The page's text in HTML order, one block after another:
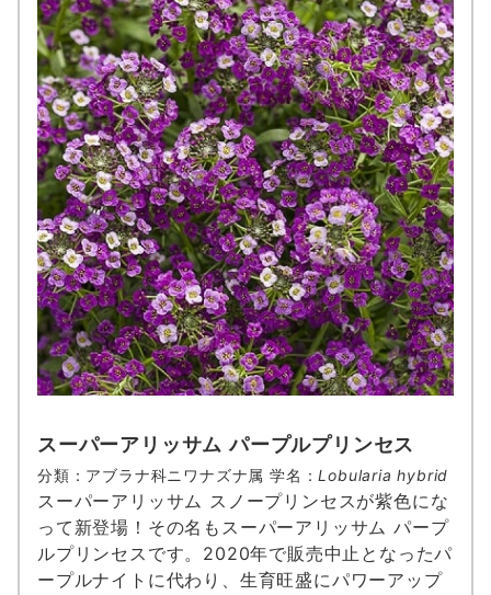
スーパーアリッサム パープルプリンセス
分類：アブラナ科ニワナズナ属 学名：Lobularia hybrid
スーパーアリッサム スノープリンセスが紫色にな
って新登場！その名もスーパーアリッサム パープ
ルプリンセスです。2020年で販売中止となったパ
ープルナイトに代わり、生育旺盛にパワーアップ